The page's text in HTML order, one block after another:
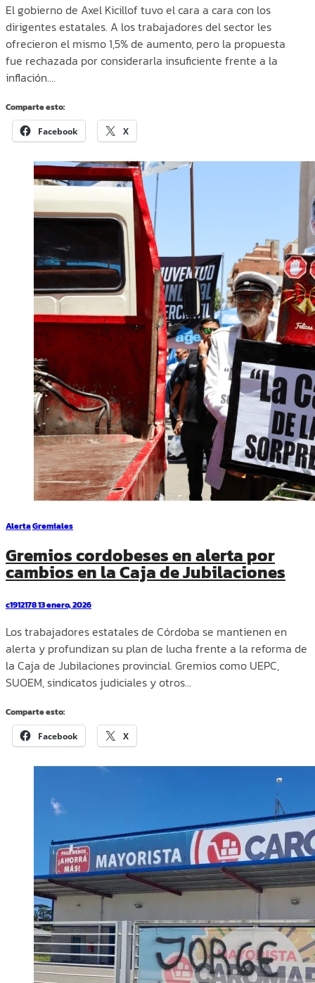
El gobierno de Axel Kicillof tuvo el cara a cara con los
dirigentes estatales. A los trabajadores del sector les
ofrecieron el mismo 1,5% de aumento, pero la propuesta
fue rechazada por considerarla insuficiente frente a la
inflación.…
Comparte esto:
Facebook X
AlertaGremiales
Gremios cordobeses en alerta por
cambios en la Caja de Jubilaciones
c191217813 enero, 2026
Los trabajadores estatales de Córdoba se mantienen en
alerta y profundizan su plan de lucha frente a la reforma de
la Caja de Jubilaciones provincial. Gremios como UEPC,
SUOEM, sindicatos judiciales y otros…
Comparte esto:
Facebook X